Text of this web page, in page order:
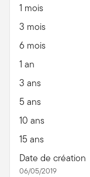
1 mois
3 mois
6 mois
1 an
3 ans
5 ans
10 ans
15 ans
Date de création
06/05/2019